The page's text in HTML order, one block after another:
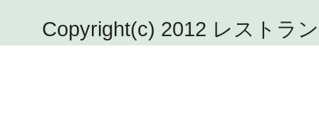
Copyright(c) 2012 レストラ